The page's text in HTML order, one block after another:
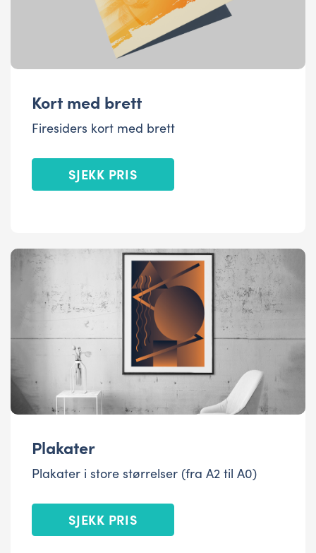
Kort med brett
Firesiders kort med brett
SJEKK PRIS
Plakater
Plakater i store størrelser (fra A2 til A0)
SJEKK PRIS